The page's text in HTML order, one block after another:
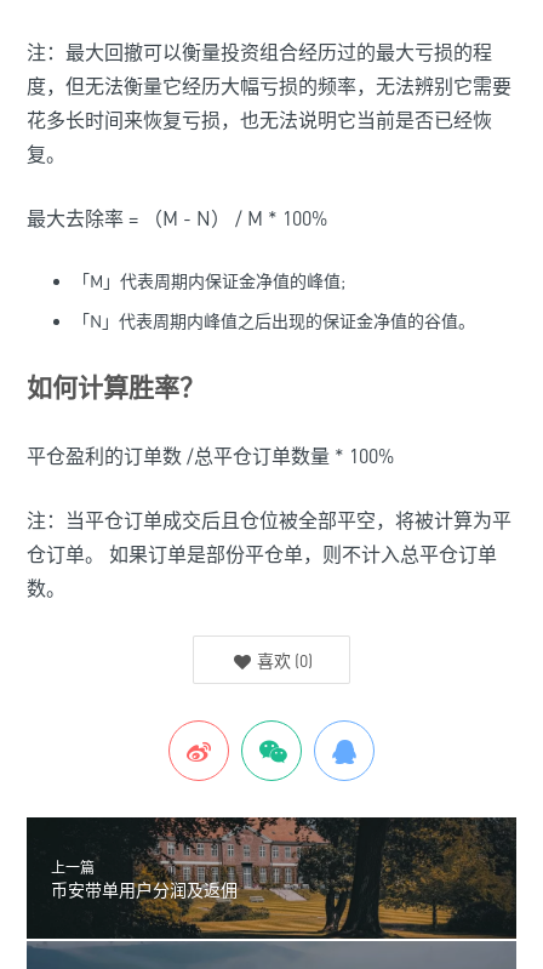
注：最大回撤可以衡量投资组合经历过的最大亏损的程
度，但无法衡量它经历大幅亏损的频率，无法辨别它需要
花多长时间来恢复亏损，也无法说明它当前是否已经恢
复。
最大去除率 = （M - N） / M * 100%
「M」代表周期内保证金净值的峰值;
「N」代表周期内峰值之后出现的保证金净值的谷值。
如何计算胜率？
平仓盈利的订单数 /总平仓订单数量 * 100%
注：当平仓订单成交后且仓位被全部平空，将被计算为平
仓订单。 如果订单是部份平仓单，则不计入总平仓订单
数。
喜欢 (0)
上一篇
币安带单用户分润及返佣